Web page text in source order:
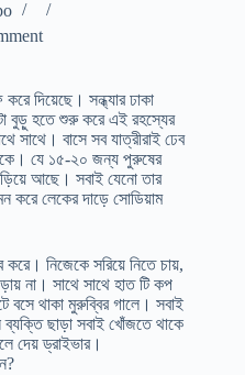
দিয়েছে। সন্ধ্যার ঢাকা
বুড়ু হতে শুরু করে এই রহস্যের
সাথে। বাসে সব যাত্রীরাই ঢেব
যে ১৫-২০ জন্য পুরুষের
আছে। সবাই যেনো তার
লেকের দাড়ে সোডিয়াম
নিজেকে সরিয়ে নিতে চায়,
না। সাথে সাথে হাত টি কপ
থাকা মুরুব্বির গালে। সবাই
ছাড়া সবাই খোঁজতে থাকে
দেয় ড্রাইভার।